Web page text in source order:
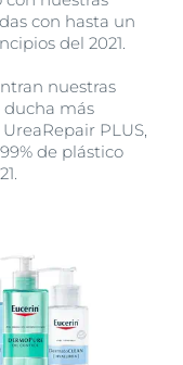
con hasta un
del 2021.
nuestras
ducha más
PLUS,
de plástico